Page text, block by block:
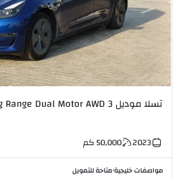
تسلا موديل 3 Long Range Dual Motor AWD
2023
50,000كم
مواصفات خليجية•متاحة للتمويل